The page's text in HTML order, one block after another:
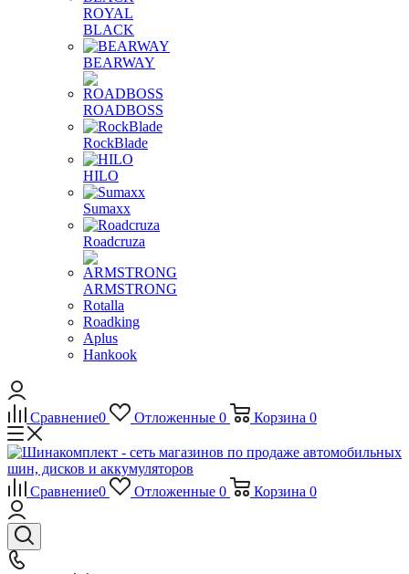
ROYAL
BLACK
BEARWAY
ROADBOSS
RockBlade
HILO
Sumaxx
Roadcruza
ARMSTRONG
Rotalla
Roadking
Aplus
Hankook
Сравнение0 Отложенные 0 Корзина 0
Сравнение0 Отложенные 0 Корзина 0